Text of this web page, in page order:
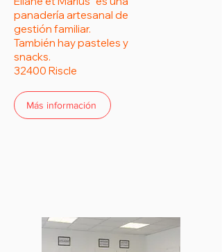
panadería artesanal de
gestión familiar.
También hay pasteles y
snacks.
32400 Riscle
Más información